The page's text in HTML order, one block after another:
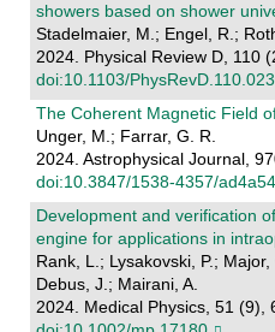
showers based on shower
Stadelmaier, M.; Engel, R.;
2024. Physical Review D, 110
doi:10.1103/
The Coherent Magnetic Field
Unger, M.; Farrar, G. R.
2024. Astrophysical Journal,
doi:10.3847/1538-4357/ad4a54
Development and verification
engine for applications in
Rank, L.; Lysakovski, P.;
Debus, J.; Mairani, A.
2024. Medical Physics, 51 (9),